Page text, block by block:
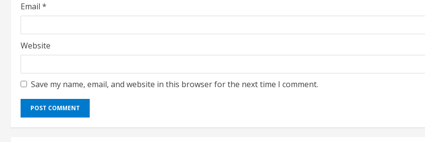
Email *
Website
Save my name, email, and website in this browser for the next time I comment.